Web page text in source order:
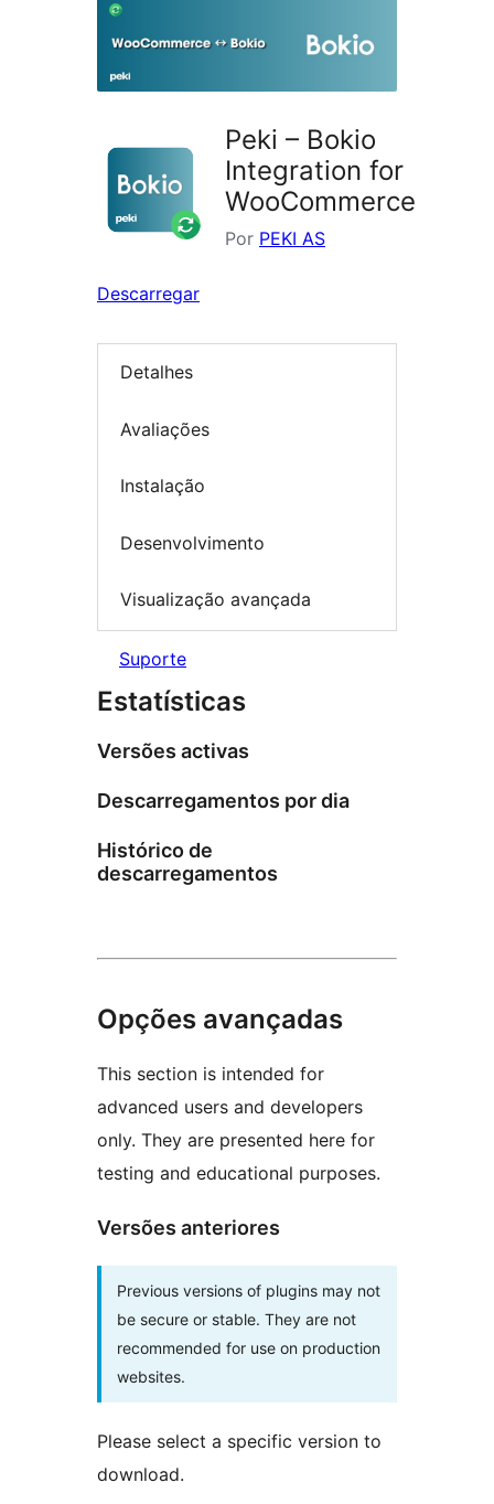
Peki – Bokio
Integration for
WooCommerce
Por PEKI AS
Descarregar
Detalhes
Avaliações
Instalação
Desenvolvimento
Visualização avançada
Suporte
Estatísticas
Versões activas
Descarregamentos por dia
Histórico de
descarregamentos
Opções avançadas
This section is intended for
advanced users and developers
only. They are presented here for
testing and educational purposes.
Versões anteriores
Previous versions of plugins may not
be secure or stable. They are not
recommended for use on production
websites.
Please select a specific version to
download.